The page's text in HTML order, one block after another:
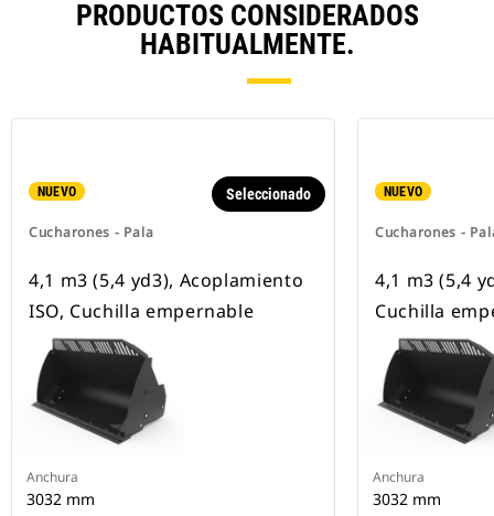
PRODUCTOS CONSIDERADOS
HABITUALMENTE.
NUEVO
Cucharones - Pala
Seleccionado
4,1 m3 (5,4 yd3), Acoplamiento
ISO, Cuchilla empernable
Anchura
3032 mm
NUEVO
Cucharones -
4,1 m3 (5,4
Cuchilla
Anchura
3032 mm